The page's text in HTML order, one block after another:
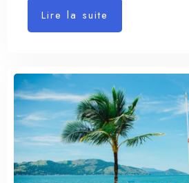
Lire la suite